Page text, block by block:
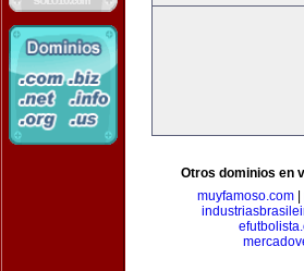
Otros dominios en
muyfamoso.com